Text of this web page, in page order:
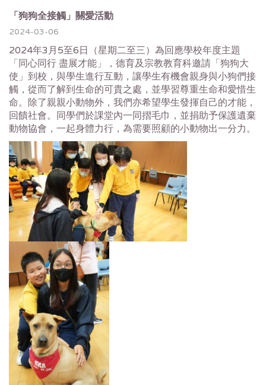
「狗狗全接觸」關愛活動
2024-03-06
2024年3月5至6日（星期二至三）為回應學校年度主題
「同心同行 盡展才能」，德育及宗教教育科邀請「狗狗大
使」到校，與學生進行互動，讓學生有機會親身與小狗們接
觸，從而了解到生命的可貴之處，並學習尊重生命和愛惜生
命。除了親親小動物外，我們亦希望學生發揮自己的才能，
回饋社會。同學們於課堂內一同摺毛巾，並捐助予保護遺棄
動物協會，一起身體力行，為需要照顧的小動物出一分力。